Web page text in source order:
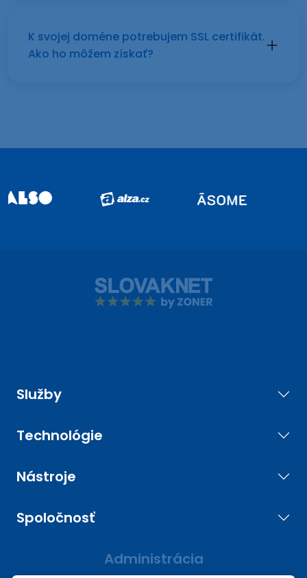
K svojej doméne potrebujem SSL certifikát.
Ako ho môžem získať?
Služby
Technológie
Nástroje
Spoločnosť
Administrácia